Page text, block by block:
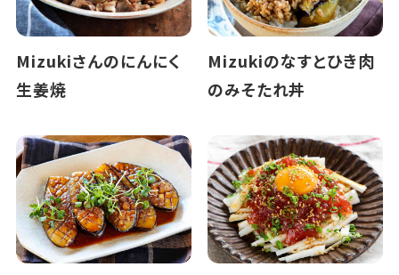
Mizukiさんのにんにく
生姜焼
Mizukiのなすとひき肉
のみそたれ丼